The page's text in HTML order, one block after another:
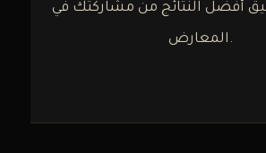
أفضل النتائج من مشاركتك في
المعارض.